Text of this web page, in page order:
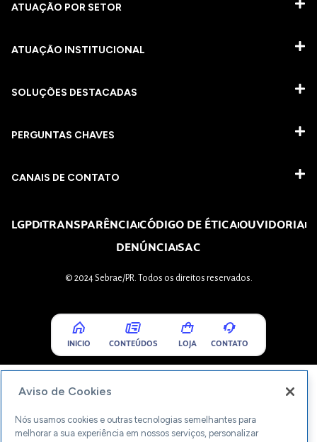
ATUAÇÃO POR SETOR
ATUAÇÃO INSTITUCIONAL
SOLUÇÕES DESTACADAS
PERGUNTAS CHAVES​
CANAIS DE CONTATO
LGPDTRANSPARÊNCIACÓDIGO DE ÉTICAOUVIDORIA
DENÚNCIASAC
© 2024 Sebrae/PR. Todos os direitos reservados.
INICIO CONTEÚDOS LOJA CONTATO
Aviso de Cookies
Nós usamos cookies e outras tecnologias semelhantes para
melhorar a sua experiência em nossos serviços, personalizar